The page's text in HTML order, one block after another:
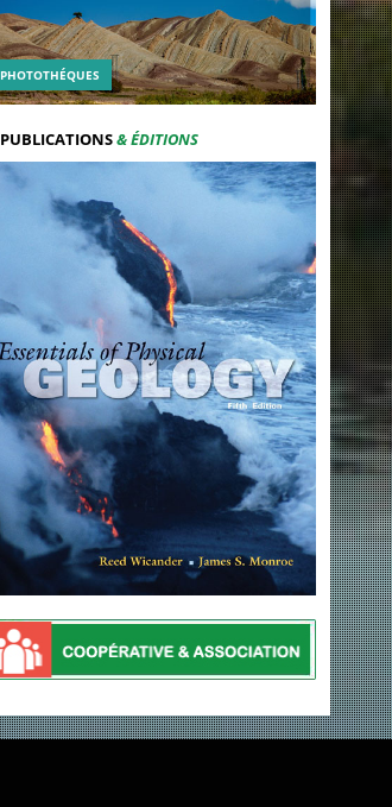
PHOTOTHÉQUES
PUBLICATIONS& ÉDITIONS